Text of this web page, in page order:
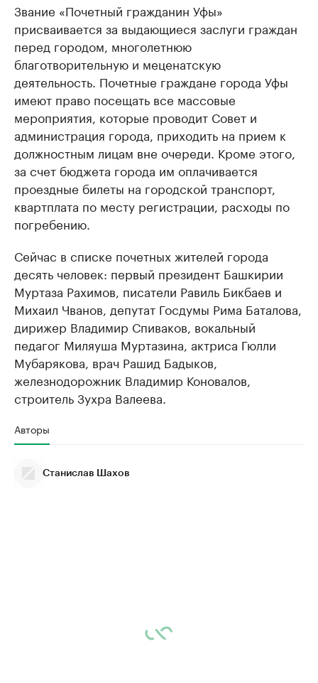
Звание «Почетный гражданин Уфы»
присваивается за выдающиеся заслуги граждан
перед городом, многолетнюю
благотворительную и меценатскую
деятельность. Почетные граждане города Уфы
имеют право посещать все массовые
мероприятия, которые проводит Совет и
администрация города, приходить на прием к
должностным лицам вне очереди. Кроме этого,
за счет бюджета города им оплачивается
проездные билеты на городской транспорт,
квартплата по месту регистрации, расходы по
погребению.
Сейчас в списке почетных жителей города
десять человек: первый президент Башкирии
Муртаза Рахимов, писатели Равиль Бикбаев и
Михаил Чванов, депутат Госдумы Рима Баталова,
дирижер Владимир Спиваков, вокальный
педагог Миляуша Муртазина, актриса Гюлли
Мубарякова, врач Рашид Бадыков,
железнодорожник Владимир Коновалов,
строитель Зухра Валеева.
Авторы
Станислав Шахов